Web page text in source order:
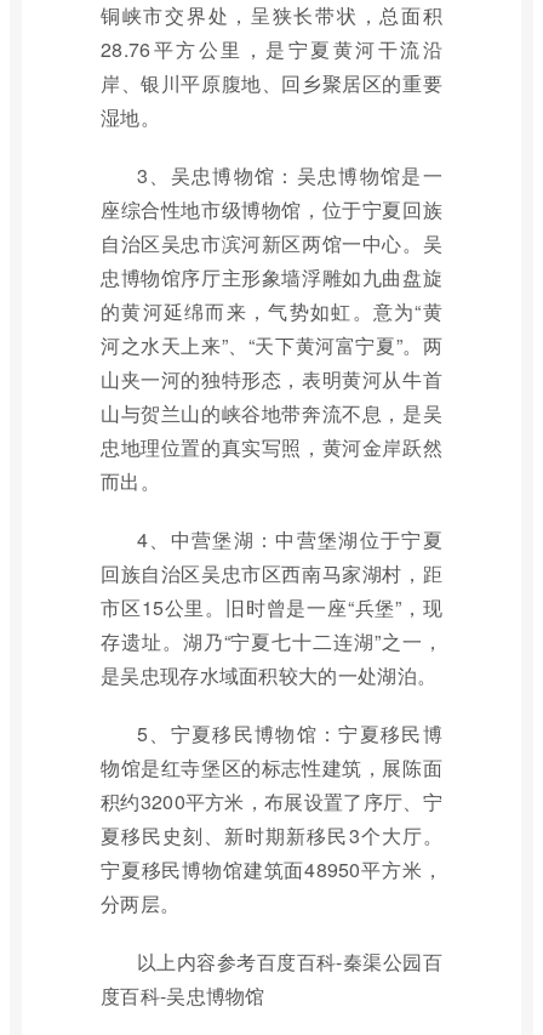
铜峡市交界处，呈狭长带状，总面积
28.76平方公里，是宁夏黄河干流沿
岸、银川平原腹地、回乡聚居区的重要
湿地。
3、吴忠博物馆：吴忠博物馆是一
座综合性地市级博物馆，位于宁夏回族
自治区吴忠市滨河新区两馆一中心。吴
忠博物馆序厅主形象墙浮雕如九曲盘旋
的黄河延绵而来，气势如虹。意为“黄
河之水天上来”、“天下黄河富宁夏”。两
山夹一河的独特形态，表明黄河从牛首
山与贺兰山的峡谷地带奔流不息，是吴
忠地理位置的真实写照，黄河金岸跃然
而出。
4、中营堡湖：中营堡湖位于宁夏
回族自治区吴忠市区西南马家湖村，距
市区15公里。旧时曾是一座“兵堡”，现
存遗址。湖乃“宁夏七十二连湖”之一，
是吴忠现存水域面积较大的一处湖泊。
5、宁夏移民博物馆：宁夏移民博
物馆是红寺堡区的标志性建筑，展陈面
积约3200平方米，布展设置了序厅、宁
夏移民史刻、新时期新移民3个大厅。
宁夏移民博物馆建筑面48950平方米，
分两层。
以上内容参考百度百科-秦渠公园百
度百科-吴忠博物馆